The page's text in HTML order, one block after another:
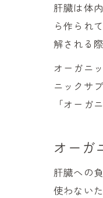
肝臓は体
ら作られ
解される
オーガニ
ニックサ
「オーガ
オーガ
肝臓への
使わない